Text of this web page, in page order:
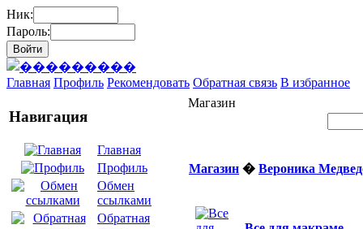
Ник:
Пароль:
Главная Профиль Рекомендовать Обратная связь В избранное
Навигация
Главная
Профиль
Обмен
ссылками
Обратная
Магазин
Магазин � Вероника